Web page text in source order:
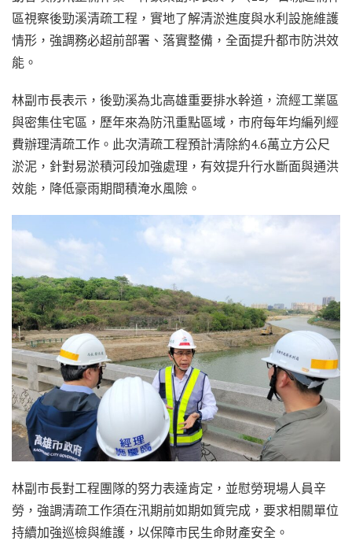
區視察後勁溪清疏工程，實地了解清淤進度與水利設施維護
情形，強調務必超前部署、落實整備，全面提升都市防洪效
能。
林副市長表示，後勁溪為北高雄重要排水幹道，流經工業區
與密集住宅區，歷年來為防汛重點區域，市府每年均編列經
費辦理清疏工作。此次清疏工程預計清除約4.6萬立方公尺
淤泥，針對易淤積河段加強處理，有效提升行水斷面與通洪
效能，降低豪雨期間積淹水風險。
林副市長對工程團隊的努力表達肯定，並慰勞現場人員辛
勞，強調清疏工作須在汛期前如期如質完成，要求相關單位
持續加強巡檢與維護，以保障市民生命財產安全。